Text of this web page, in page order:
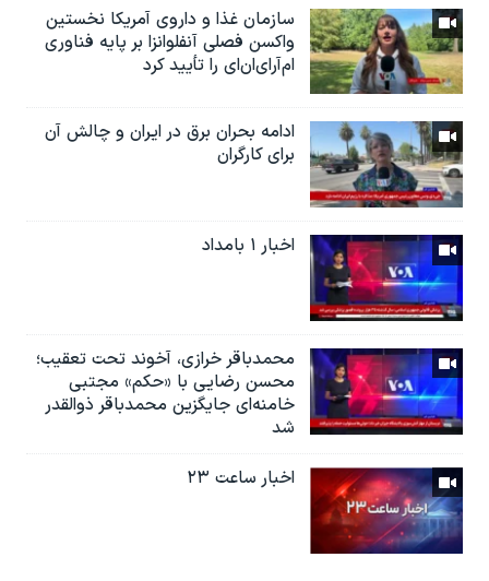
سازمان غذا و داروی آمریکا نخستین
واکسن فصلی آنفلوانزا بر پایه فناوری
ام‌آر‌ای‌ان‌ای را تأیید کرد
ادامه بحران برق در ایران و چالش آن
برای کارگران
اخبار ۱ بامداد
محمدباقر خرازی، آخوند تحت تعقیب؛
محسن رضایی با «حکم» مجتبی
خامنه‌ای جایگزین محمدباقر ذوالقدر
شد
اخبار ساعت ۲۳